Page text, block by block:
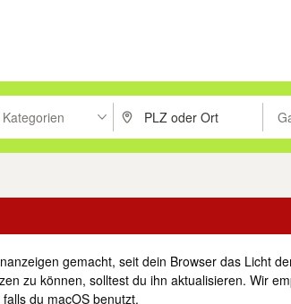
suchen, oder Vorschläge mit den Pfeiltasten
PLZ oder Ort eingeben.
gemacht, seit dein Browser das Licht
zu können, solltest du ihn aktualisieren. Wir
falls du macOS benutzt.